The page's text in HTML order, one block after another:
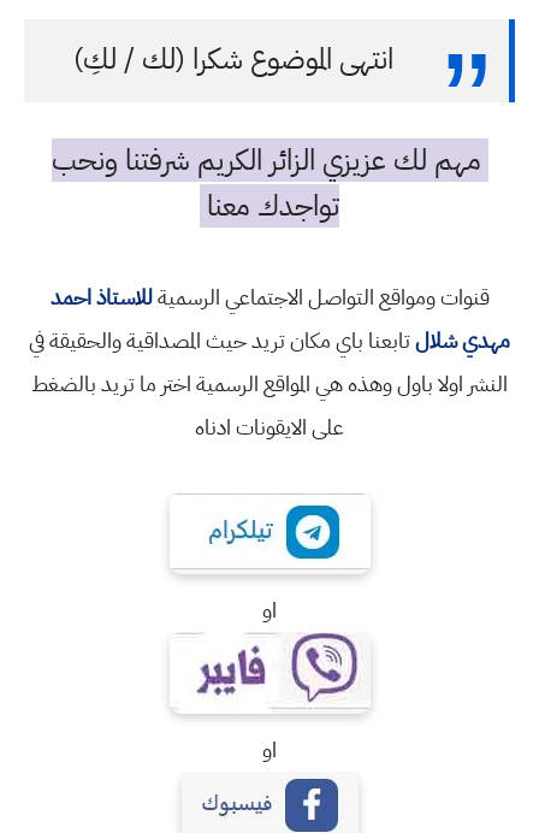
انتهى الموضوع شكرا (لك / لكِ)
مهم لك عزيزي الزائر الكريم شرفتنا ونحب
تواجدك معنا
قنوات ومواقع التواصل الاجتماعي الرسميةللاستاذ احمد
مهدي شلالتابعنا باي مكان تريد حيث المصداقية والحقيقة في
النشر اولا باول وهذه هي المواقع الرسمية اختر ما تريد بالضغط
على الايقونات ادناه
او
او